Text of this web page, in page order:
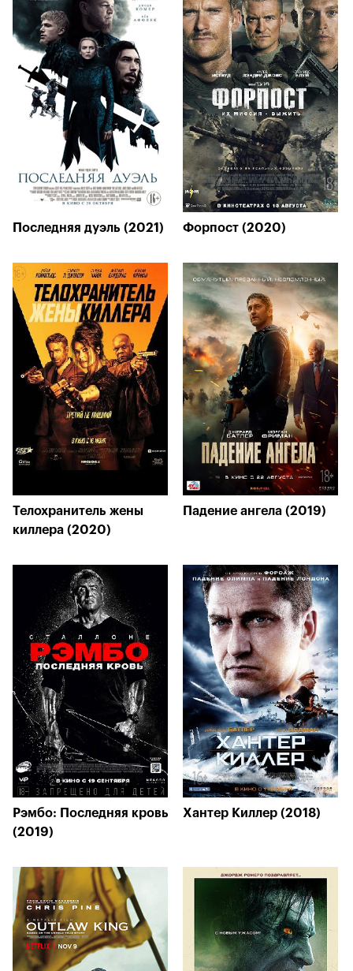
Последняя дуэль (2021) Форпост (2020)
Телохранитель жены
киллера (2020)
Падение ангела (2019)
Рэмбо: Последняя кровь
(2019)
Хантер Киллер (2018)